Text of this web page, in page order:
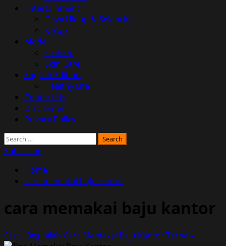
Entertainment
Gaya Hidup & Selebritas
K-Pop
Mode
Fashion
Skin Care
English Edition
Healthy Life
Contact Us
Disclaimer
Privacy Policy
Search
for:
Subscribe
Home
cara memakai baju kantor
cara memakai baju kantor
Ssst…Beginilah Cara Memakai Baju Kantor Terbaik